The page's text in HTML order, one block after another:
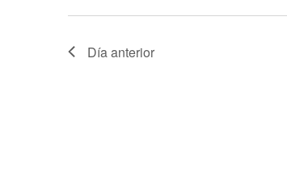
Día anterior